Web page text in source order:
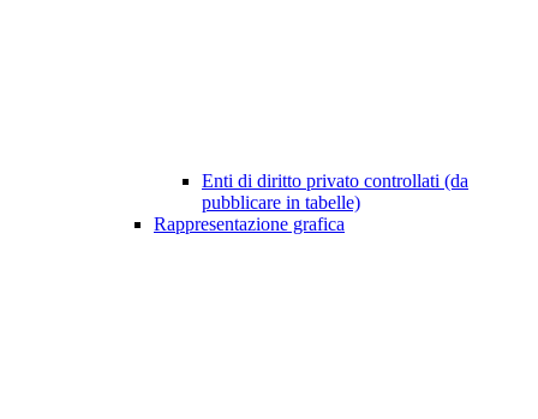
Enti di diritto privato controllati (da
pubblicare in tabelle)
Rappresentazione grafica